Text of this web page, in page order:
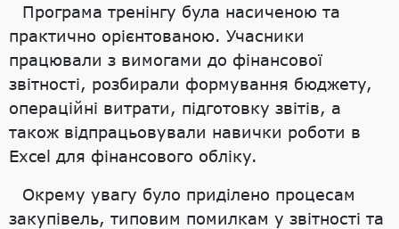
Програма тренінгу була насиченою та
практично орієнтованою. Учасники
працювали з вимогами до фінансової
звітності, розбирали формування бюджету,
операційні витрати, підготовку звітів, а
також відпрацьовували навички роботи в
Excel для фінансового обліку.
Окрему увагу було приділено процесам
закупівель, типовим помилкам у звітності та